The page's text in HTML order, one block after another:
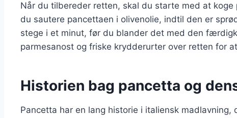
Når du tilbereder retten, skal du starte med at
du sautere pancettaen i olivenolie, indtil den er
stege i et minut, før du blander det med den
parmesanost og friske krydderurter over retten for
Historien bag pancetta og
Pancetta har en lang historie i italiensk